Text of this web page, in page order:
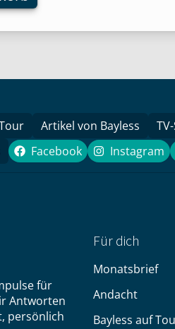
Artikel von Bayless
Facebook
Facebook Instagram
für
Antworten
persönlich
Für dich
Monatsbrief
Andacht
Bayless auf